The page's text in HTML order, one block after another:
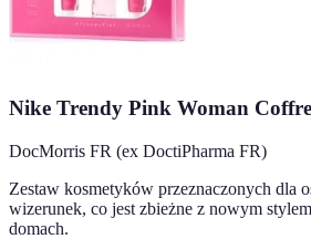
Nike Trendy Pink Woman
DocMorris FR (ex DoctiPharma FR)
Zestaw kosmetyków przeznaczonych dla
wizerunek, co jest zbieżne z nowym
domach.